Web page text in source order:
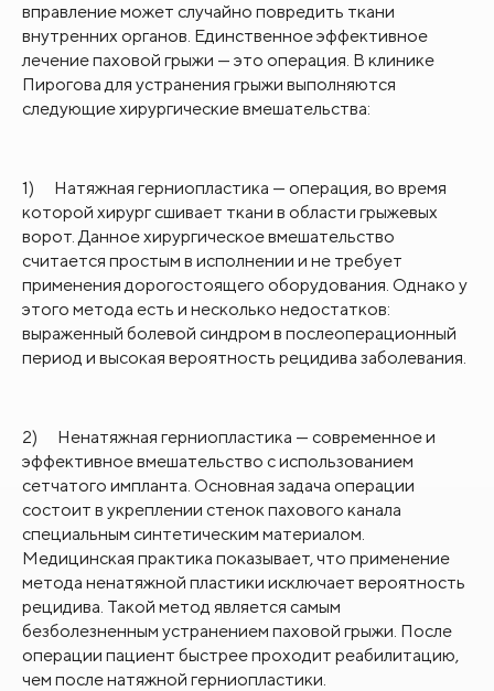
вправление может случайно повредить ткани
внутренних органов. Единственное эффективное
лечение паховой грыжи — это операция. В клинике
Пирогова для устранения грыжи выполняются
следующие хирургические вмешательства:
1) Натяжная герниопластика — операция, во время
которой хирург сшивает ткани в области грыжевых
ворот. Данное хирургическое вмешательство
считается простым в исполнении и не требует
применения дорогостоящего оборудования. Однако у
этого метода есть и несколько недостатков:
выраженный болевой синдром в послеоперационный
период и высокая вероятность рецидива заболевания.
2) Ненатяжная герниопластика — современное и
эффективное вмешательство с использованием
сетчатого импланта. Основная задача операции
состоит в укреплении стенок пахового канала
специальным синтетическим материалом.
Медицинская практика показывает, что применение
метода ненатяжной пластики исключает вероятность
рецидива. Такой метод является самым
безболезненным устранением паховой грыжи. После
операции пациент быстрее проходит реабилитацию,
чем после натяжной герниопластики.